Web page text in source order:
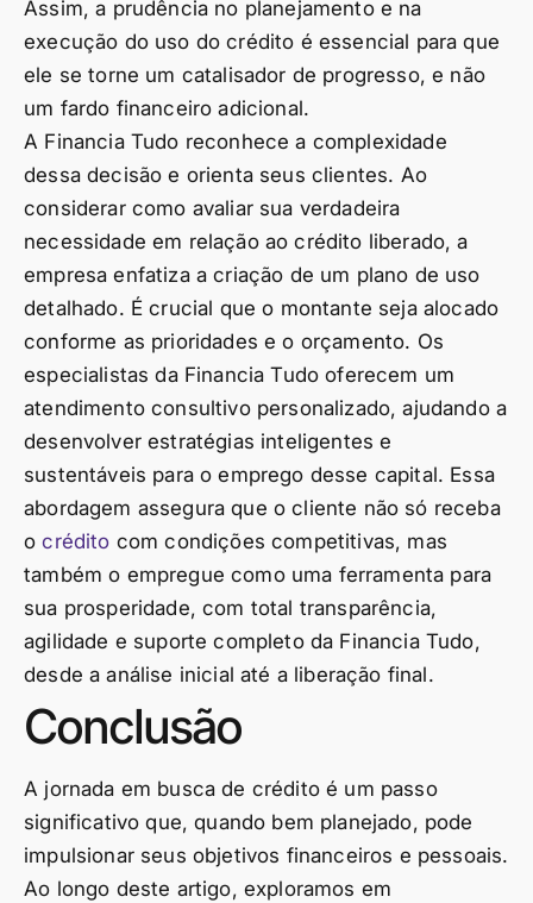
Assim, a prudência no planejamento e na
execução do uso do crédito é essencial para que
ele se torne um catalisador de progresso, e não
um fardo financeiro adicional.
A Financia Tudo reconhece a complexidade
dessa decisão e orienta seus clientes. Ao
considerar como avaliar sua verdadeira
necessidade em relação ao crédito liberado, a
empresa enfatiza a criação de um plano de uso
detalhado. É crucial que o montante seja alocado
conforme as prioridades e o orçamento. Os
especialistas da Financia Tudo oferecem um
atendimento consultivo personalizado, ajudando a
desenvolver estratégias inteligentes e
sustentáveis para o emprego desse capital. Essa
abordagem assegura que o cliente não só receba
ocrédito com condições competitivas, mas
também o empregue como uma ferramenta para
sua prosperidade, com total transparência,
agilidade e suporte completo da Financia Tudo,
desde a análise inicial até a liberação final.
Conclusão
A jornada em busca de crédito é um passo
significativo que, quando bem planejado, pode
impulsionar seus objetivos financeiros e pessoais.
Ao longo deste artigo, exploramos em